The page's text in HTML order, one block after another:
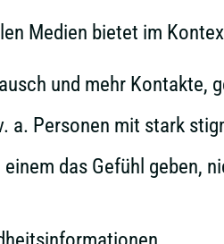
Medien bietet im
und mehr Kontakte,
a. Personen mit stark
einem das Gefühl geben,